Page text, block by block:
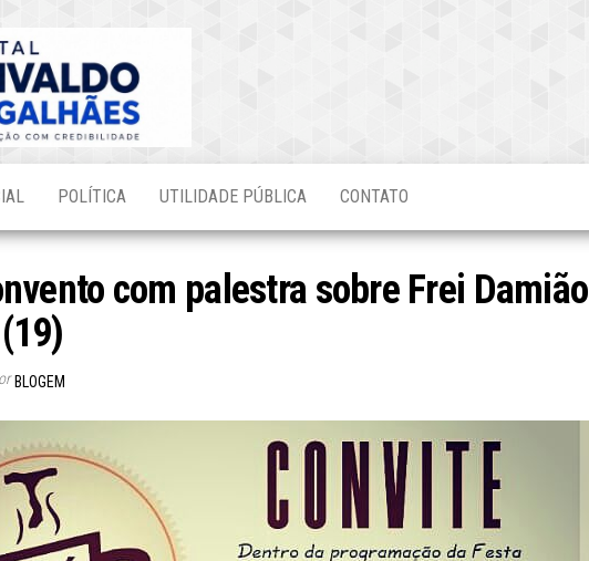
POLÍTICA UTILIDADE PÚBLICA CONTATO
com palestra sobre Frei Damião
BLOGEM